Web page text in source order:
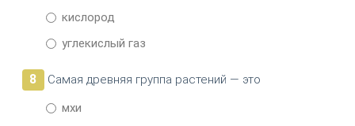
кислород
углекислый газ
8
Самая древняя группа растений — это
мхи